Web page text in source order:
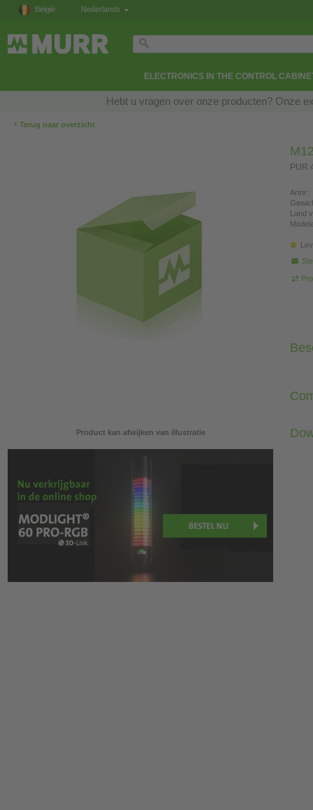
België Nederlands
ELECTRONICS IN THE CONTROL
Hebt u vragen over onze producten? Onze
‹ Terug naar overzicht
Product kan afwijken van illustratie
PUR
Artnr:
Land